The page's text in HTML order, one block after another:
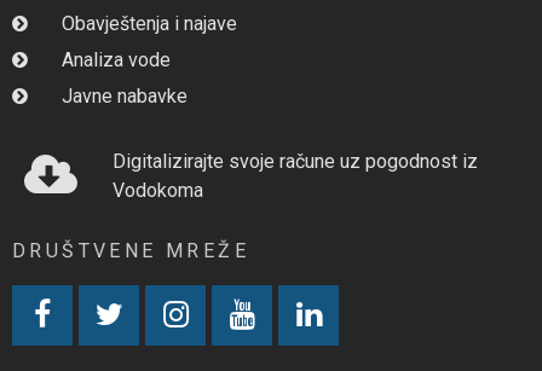
Obavještenja i najave
Analiza vode
Javne nabavke
Digitalizirajte svoje račune uz pogodnost iz
Vodokoma
DRUŠTVENE MREŽE